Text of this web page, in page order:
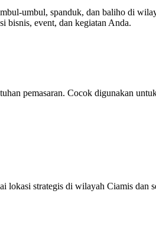
umbul, spanduk, dan baliho di
bisnis, event, dan kegiatan Anda.
pemasaran. Cocok digunakan
lokasi strategis di wilayah Ciamis dan